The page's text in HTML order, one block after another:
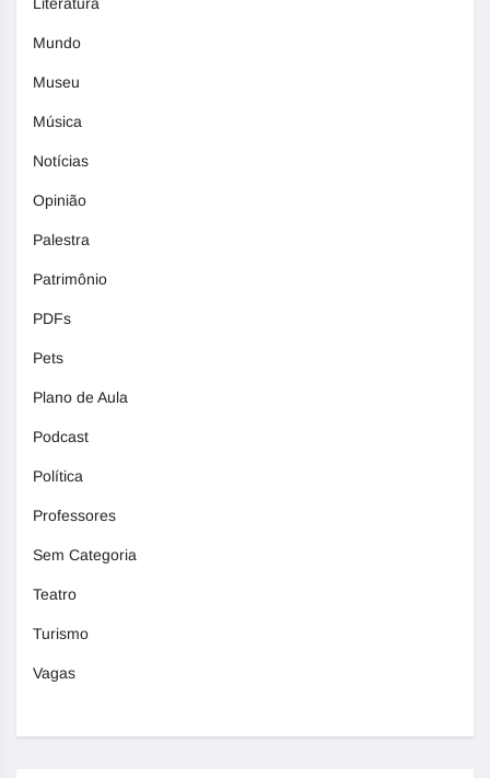
Literatura
Mundo
Museu
Música
Notícias
Opinião
Palestra
Patrimônio
PDFs
Pets
Plano de Aula
Podcast
Política
Professores
Sem Categoria
Teatro
Turismo
Vagas